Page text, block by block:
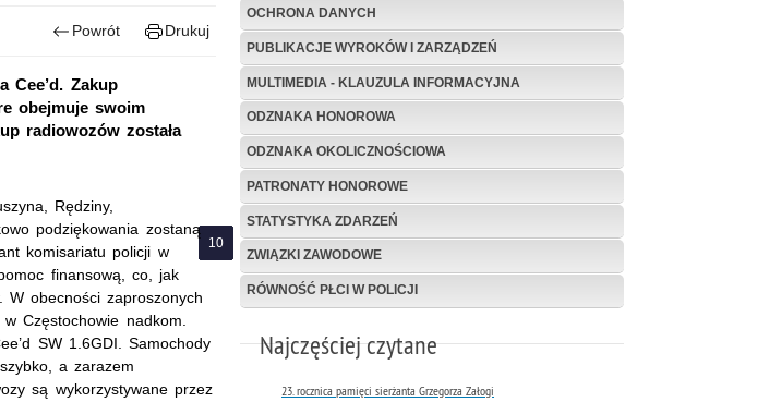
OCHRONA DANYCH
PUBLIKACJE WYROKÓW I ZARZĄDZEŃ
MULTIMEDIA - KLAUZULA INFORMACYJNA
ODZNAKA HONOROWA
ODZNAKA OKOLICZNOŚCIOWA
PATRONATY HONOROWE
STATYSTYKA ZDARZEŃ
ZWIĄZKI ZAWODOWE
RÓWNOŚĆ PŁCI W POLICJI
Najczęściej czytane
23. rocznica pamięci sierżanta Grzegorza Załogi
Powrót Drukuj
Cee’d. Zakup
obejmuje swoim
radiowozów została
Rędziny,
podziękowania zostaną
komisariatu policji w
finansową, co, jak
W obecności zaproszonych
Częstochowie nadkom.
SW 1.6GDI. Samochody
a zarazem
są wykorzystywane przez